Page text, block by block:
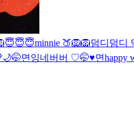
😇😇😇minnie 🍑🦁🦁덤디덤디
🌙🤭면잉네버버 ♡🤭♥️면happy